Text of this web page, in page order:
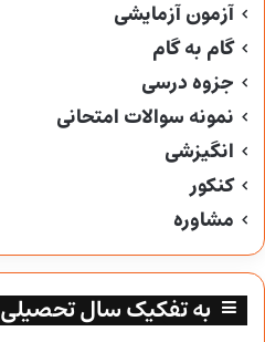
آزمون آزمایشی
گام به گام
جزوه درسی
نمونه سوالات امتحانی
انگیزشی
کنکور
مشاوره
به تفکیک سال تحصیلی